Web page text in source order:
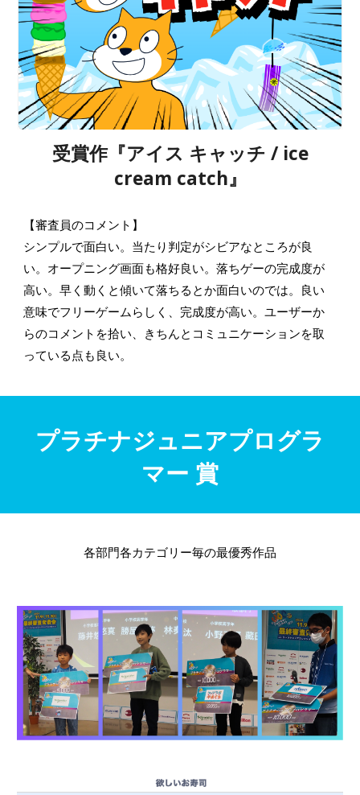
受賞作『アイス キャッチ / ice
cream catch』
【審査員のコメント】
シンプルで面白い。当たり判定がシビアなところが良
い。オープニング画面も格好良い。落ちゲーの完成度が
高い。早く動くと傾いて落ちるとか面白いのでは。良い
意味でフリーゲームらしく、完成度が高い。ユーザーか
らのコメントを拾い、きちんとコミュニケーションを取
っている点も良い。
プラチナジュニアプログラ
マー 賞
各部門各カテゴリー毎の最優秀作品